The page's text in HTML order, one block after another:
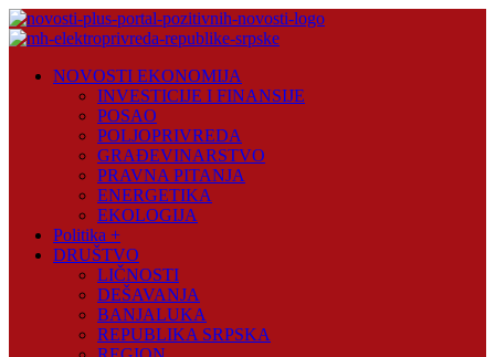
Skip
to
Plus
NOVOSTI EKONOMIJA
INVESTICIJE I FINANSIJE
POSAO
POLJOPRIVREDA
GRAĐEVINARSTVO
PRAVNA PITANJA
ENERGETIKA
EKOLOGIJA
Politika +
DRUŠTVO
LIČNOSTI
DEŠAVANJA
BANJALUKA
REPUBLIKA SRPSKA